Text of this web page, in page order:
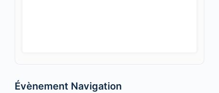
Évènement Navigation